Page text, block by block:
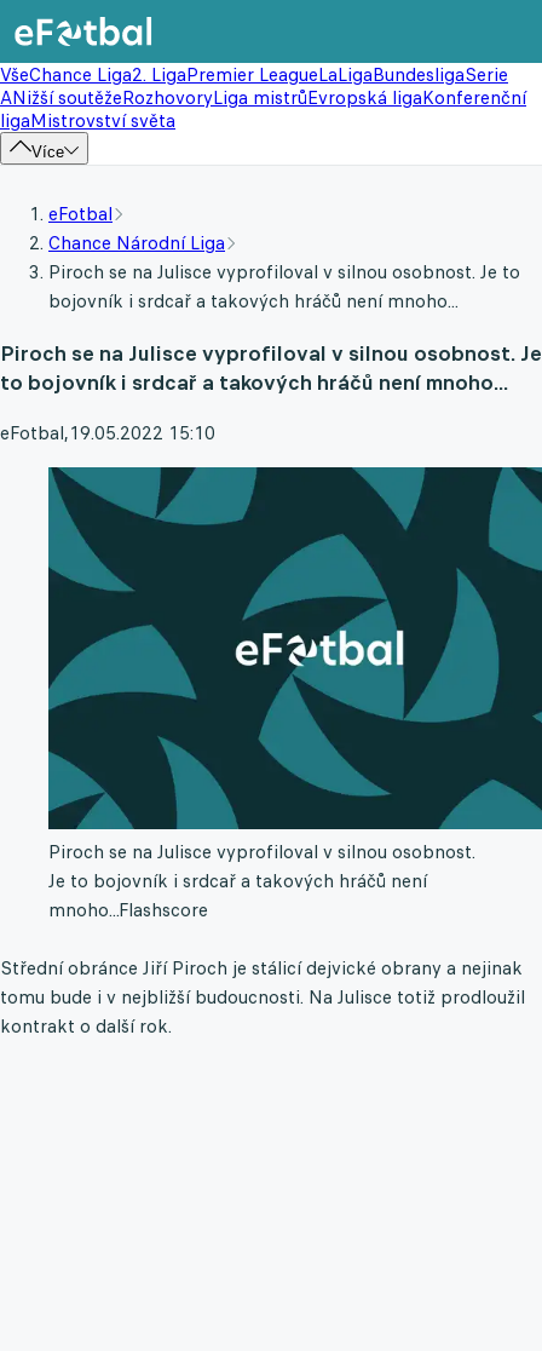
VšeChance Liga2. LigaPremier LeagueLaLigaBundesligaSerie
ANižší soutěžeRozhovoryLiga mistrůEvropská ligaKonferenční
ligaMistrovství světa
Více
eFotbal
Chance Národní Liga
Piroch se na Julisce vyprofiloval v silnou osobnost. Je to
bojovník i srdcař a takových hráčů není mnoho...
Piroch se na Julisce vyprofiloval v silnou osobnost. Je
to bojovník i srdcař a takových hráčů není mnoho...
eFotbal,19.05.2022 15:10
Piroch se na Julisce vyprofiloval v silnou osobnost.
Je to bojovník i srdcař a takových hráčů není
mnoho...Flashscore
Střední obránce Jiří Piroch je stálicí dejvické obrany a nejinak
tomu bude i v nejbližší budoucnosti. Na Julisce totiž prodloužil
kontrakt o další rok.